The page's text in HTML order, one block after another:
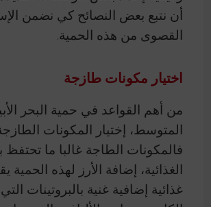
أن نتبع بعض النصائح كي نضمن
القصوى من هذه الحمية.
اختيار مكونات طازجة
من أهم القواعد في حمية البحر
المتوسط، إختيار المكونات
فالمكونات الطاجة غالبا ما تحتفظ
الغذائية، إضافة الأرز لهذه الحمية
غذائية إضافية غنية بالبروتينات التي